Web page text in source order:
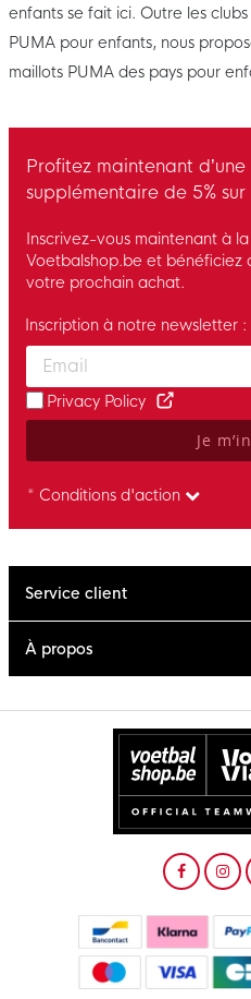
enfants se fait ici. Outre les
PUMA pour enfants, nous
maillots PUMA des pays pour
Profitez maintenant
supplémentaire de 5%
Inscrivez-vous maintenant à
Voetbalshop.be et bénéficiez
votre prochain achat.
Enter your email and accept
Inscription à notre newsletter :
Privacy Policy
Je
* Conditions d'action
Service client
À propos